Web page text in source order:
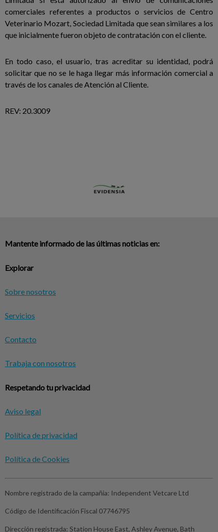
comerciales referentes a productos o servicios de Centro
Veterinario Mozart, Sociedad Limitada que sean similares a los
que inicialmente fueron objeto de contratación con el cliente.
En todo caso, el usuario, tras acreditar su identidad, podrá
solicitar que no se le haga llegar más información comercial a
través de los canales de Atención al Cliente.
REV: 20.3009
Explorar
Sobre nosotros
Servicios
Contacto
Trabaja con nosotros
Respetando tu privacidad
Aviso legal
Política de privacidad
Política de Cookies
Mantente informado de las últimas noticias en:
Nombre registrado de la campañia: Independent Vetcare Ltd
Código de Identificación Fiscal 07746795
Dirección registrada: Station House East, Ashley Avenue, Bath